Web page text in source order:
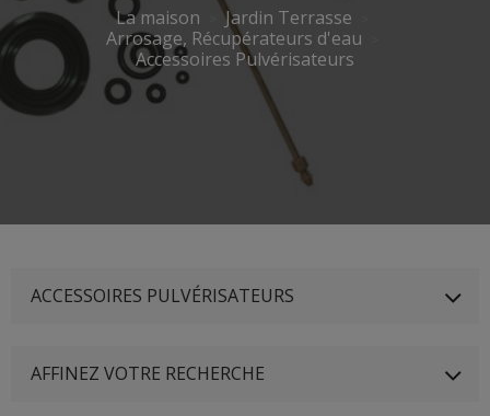
La maison
Jardin Terrasse
Arrosage, Récupérateurs d'eau
Accessoires Pulvérisateurs
ACCESSOIRES PULVÉRISATEURS
AFFINEZ VOTRE RECHERCHE